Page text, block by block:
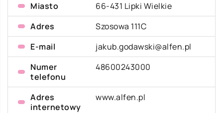
Miasto
66-431 Lipki Wielkie
Adres
Szosowa 111C
E-mail
jakub.godawski@alfen.pl
Numer
telefonu
48600243000
Adres
internetowy
www.alfen.pl